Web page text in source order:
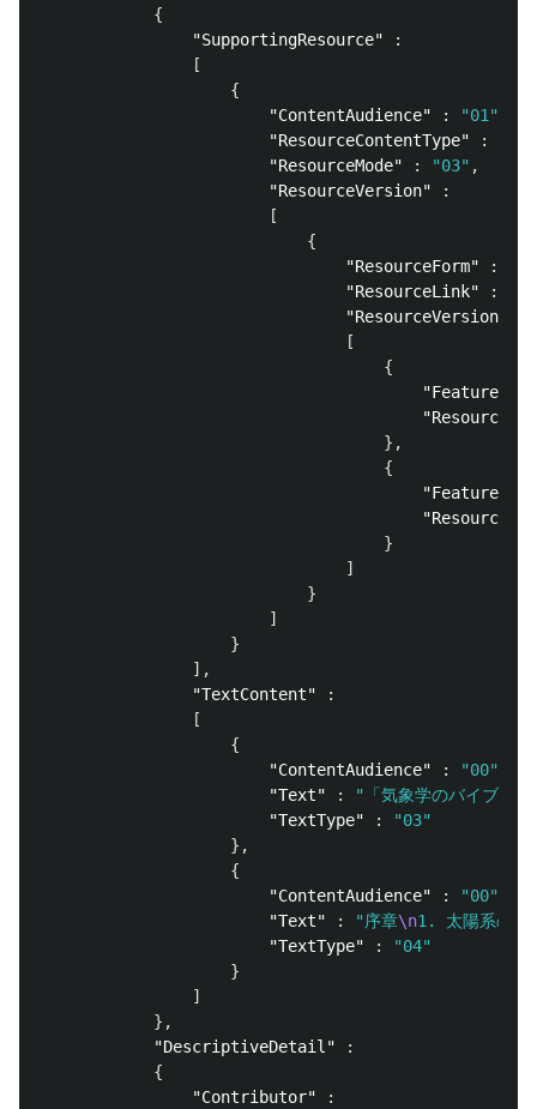
{
"SupportingResource"
:
[
{
"ContentAudience"
: "01"
"ResourceContentType"
:
"ResourceMode"
: "03" ,
"ResourceVersion"
:
[
{
"ResourceForm"
:
"ResourceLink"
:
[
{
},
{
}
]
}
]
}
],
"TextContent"
:
[
{
"ContentAudience"
: "00"
"Text"
:
"「気象学のバイブル
"TextType"
:
"03"
},
{
"ContentAudience"
: "00"
"Text"
: "序章\n1. 太陽系のな
"TextType"
:
"04"
}
]
},
"DescriptiveDetail"
:
{
"Contributor"
: